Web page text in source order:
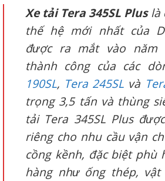
Xe tải Tera 345SL Pluslà
thế hệ mới nhất của
được ra mắt vào năm
thành công của các
190SL, Tera 245SL và
trọng 3,5 tấn và thùng
tải Tera 345SL Plus
riêng cho nhu cầu vận
cồng kềnh, đặc biệt phù
hàng như ống thép,